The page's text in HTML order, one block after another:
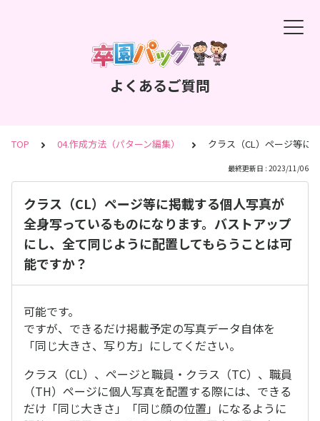
よくあるご質問
TOP 04.作成方法（パターン編集） クラス（CL）ページ等に
最終更新日 : 2023/11/06
クラス（CL）ページ等に掲載する個人写真が
全身写っているものになります。バストアップ
にし、全て同じように配置してもらうことは可
能ですか？
可能です。
ですが、できるだけ掲載予定の写真データ自体を
「同じ大きさ、写り方」にしてください。
クラス（CL）、ページと職員・クラス（TC）、職員
（TH）ページに個人写真を配置する際には、できる
だけ「同じ大きさ」「同じ顔の位置」になるように